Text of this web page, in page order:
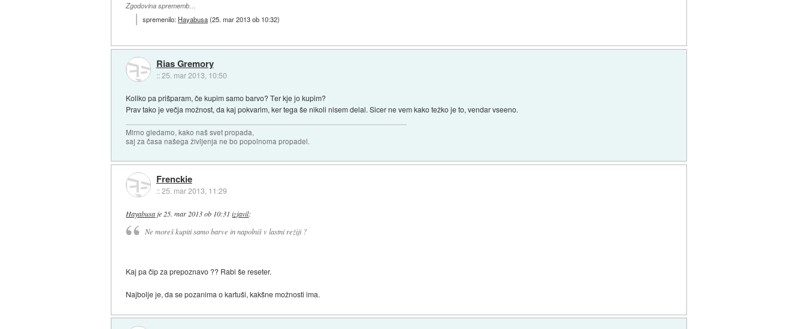
Zgodovina sprememb…
spremenilo: Hayabusa(25. mar 2013 ob 10:32)
Rias Gremory
::25. mar 2013, 10:50
Koliko pa prišparam, če kupim samo barvo? Ter kje jo kupim?
Prav tako je večja možnost, da kaj pokvarim, ker tega še nikoli nisem delal. Sicer ne vem kako težko je to, vendar vseeno.
Mirno gledamo, kako naš svet propada,
saj za časa našega življenja ne bo popolnoma propadel.
Frenckie
::25. mar 2013, 11:29
Hayabusa je 25. mar 2013 ob 10:31 izjavil:
Ne moreš kupiti samo barve in napolniš v lastni režiji ?
Kaj pa čip za prepoznavo ?? Rabi še reseter.
Najbolje je, da se pozanima o kartuši, kakšne možnosti ima.